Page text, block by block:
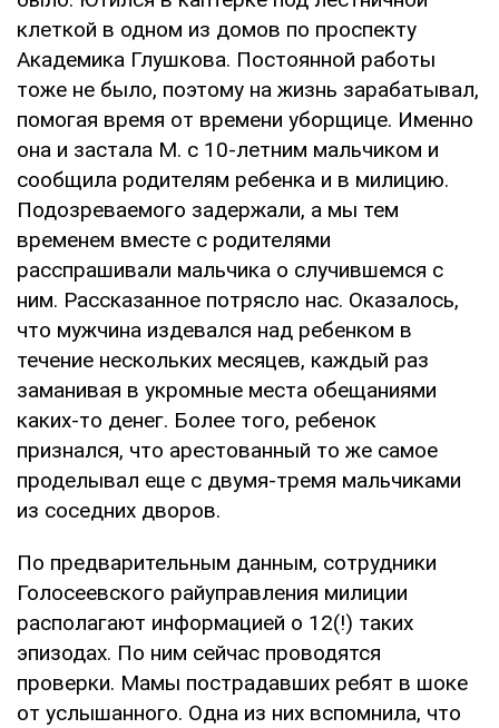
клеткой в одном из домов по проспекту
Академика Глушкова. Постоянной работы
тоже не было, поэтому на жизнь зарабатывал,
помогая время от времени уборщице. Именно
она и застала М. с 10-летним мальчиком и
сообщила родителям ребенка и в милицию.
Подозреваемого задержали, а мы тем
временем вместе с родителями
расспрашивали мальчика о случившемся с
ним. Рассказанное потрясло нас. Оказалось,
что мужчина издевался над ребенком в
течение нескольких месяцев, каждый раз
заманивая в укромные места обещаниями
каких-то денег. Более того, ребенок
признался, что арестованный то же самое
проделывал еще с двумя-тремя мальчиками
из соседних дворов.
По предварительным данным, сотрудники
Голосеевского райуправления милиции
располагают информацией о 12(!) таких
эпизодах. По ним сейчас проводятся
проверки. Мамы пострадавших ребят в шоке
от услышанного. Одна из них вспомнила, что